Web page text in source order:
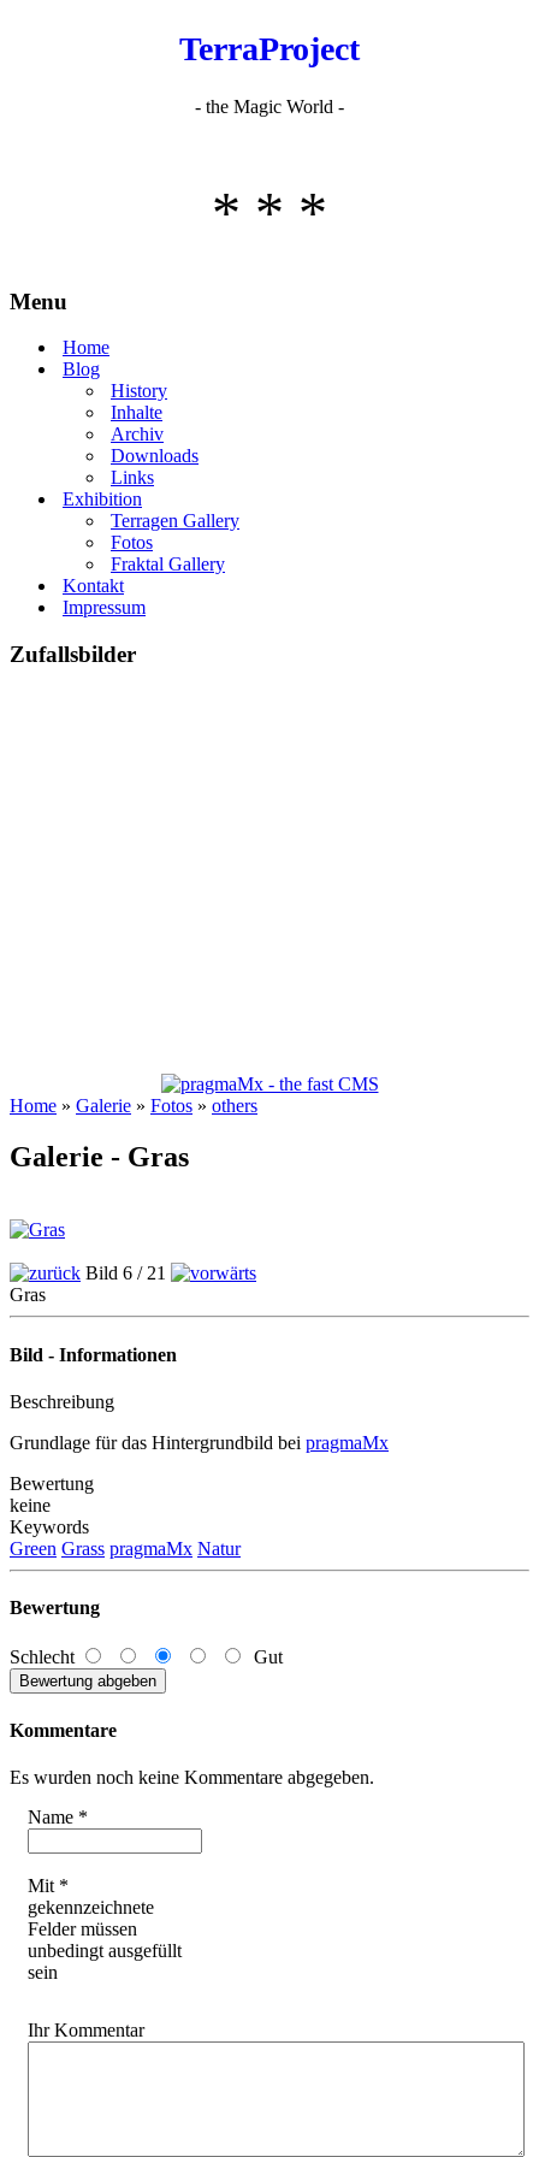
TerraProject
- the Magic World -
* * *
Menu
Home
Blog
History
Inhalte
Archiv
Downloads
Links
Exhibition
Terragen Gallery
Fotos
Fraktal Gallery
Kontakt
Impressum
Zufallsbilder
Home » Galerie » Fotos » others
Galerie - Gras
Bild 6 / 21
Gras
Bild - Informationen
Beschreibung
Grundlage für das Hintergrundbild bei pragmaMx
Bewertung
keine
Keywords
Green Grass pragmaMx Natur
Bewertung
Schlecht Gut
Kommentare
Es wurden noch keine Kommentare abgegeben.
Name *
Mit *
gekennzeichnete
Felder müssen
unbedingt ausgefüllt
sein
Ihr Kommentar